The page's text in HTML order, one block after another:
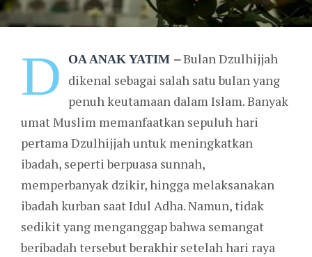
D OA ANAK YATIM –Bulan Dzulhijjah
dikenal sebagai salah satu bulan yang
penuh keutamaan dalam Islam. Banyak
umat Muslim memanfaatkan sepuluh hari
pertama Dzulhijjah untuk meningkatkan
ibadah, seperti berpuasa sunnah,
memperbanyak dzikir, hingga melaksanakan
ibadah kurban saat Idul Adha. Namun, tidak
sedikit yang menganggap bahwa semangat
beribadah tersebut berakhir setelah hari raya